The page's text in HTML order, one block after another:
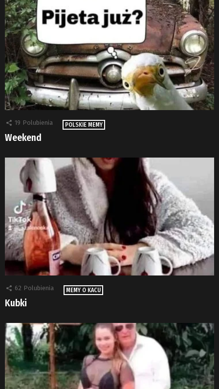
19 Polubienia POLSKIE MEMY
Weekend
62 Polubienia MEMY O KACU
Kubki